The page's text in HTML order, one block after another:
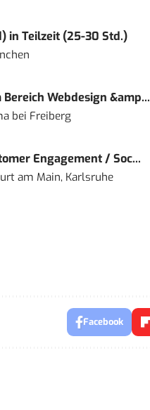
in Teilzeit (25-30 Std.)
Webdesign &amp...
bei Freiberg
Engagement / Soc...
am Main, Karlsruhe
Facebook